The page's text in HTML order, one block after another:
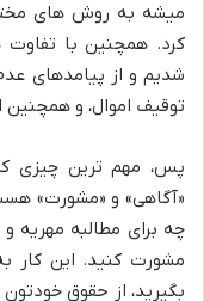
میشه به روش های
کرد. همچنین با تفاوت
توقیف اموال، و
پس، مهم ترین چیزی
«آگاهی» و «مشورت»
چه برای مطالبه مهریه
مشورت کنید. این کار
بگیرید، از حقوق